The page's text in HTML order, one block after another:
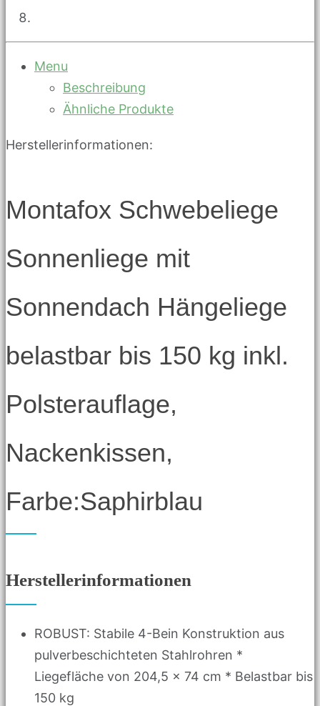
Menu
Beschreibung
Ähnliche Produkte
Herstellerinformationen:
Montafox Schwebeliege
Sonnenliege mit
Sonnendach Hängeliege
belastbar bis 150 kg inkl.
Polsterauflage,
Nackenkissen,
Farbe:Saphirblau
Herstellerinformationen
ROBUST: Stabile 4-Bein Konstruktion aus
pulverbeschichteten Stahlrohren *
Liegefläche von 204,5 x 74 cm * Belastbar bis
150 kg